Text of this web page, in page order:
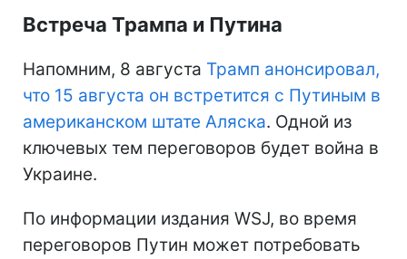
Встреча Трампа и Путина
Напомним, 8 августа Трамп анонсировал,
что 15 августа он встретится с Путиным в
американском штате Аляска. Одной из
ключевых тем переговоров будет война в
Украине.
По информации издания WSJ, во время
переговоров Путин может потребовать